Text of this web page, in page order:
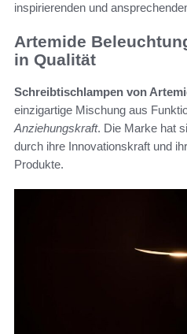
inspirierenden und
Artemide
in Qualität
Schreibtischlampen von
einzigartige Mischung aus
Anziehungskraft. Die Marke hat
durch ihre Innovationskraft und
Produkte.